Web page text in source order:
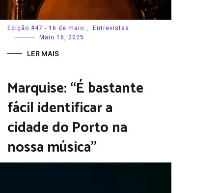
Edição #47 - 16 de maio ,
Entrevistas
Maio 16, 2025
LER MAIS
Marquise: “É bastante
fácil identificar a
cidade do Porto na
nossa música”